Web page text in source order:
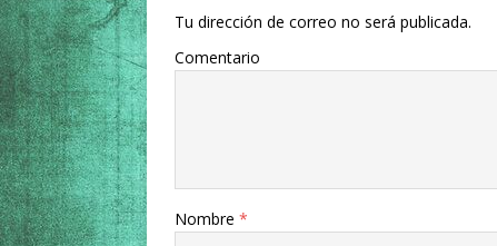
Tu dirección de correo no será publicada.
Comentario
Nombre *